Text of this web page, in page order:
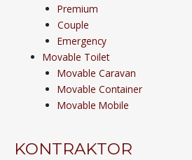
Premium
Couple
Emergency
Movable Toilet
Movable Caravan
Movable Container
Movable Mobile
KONTRAKTOR